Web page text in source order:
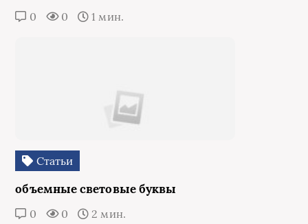
0 0 1 мин.
Статьи
объемные световые буквы
0 0 2 мин.